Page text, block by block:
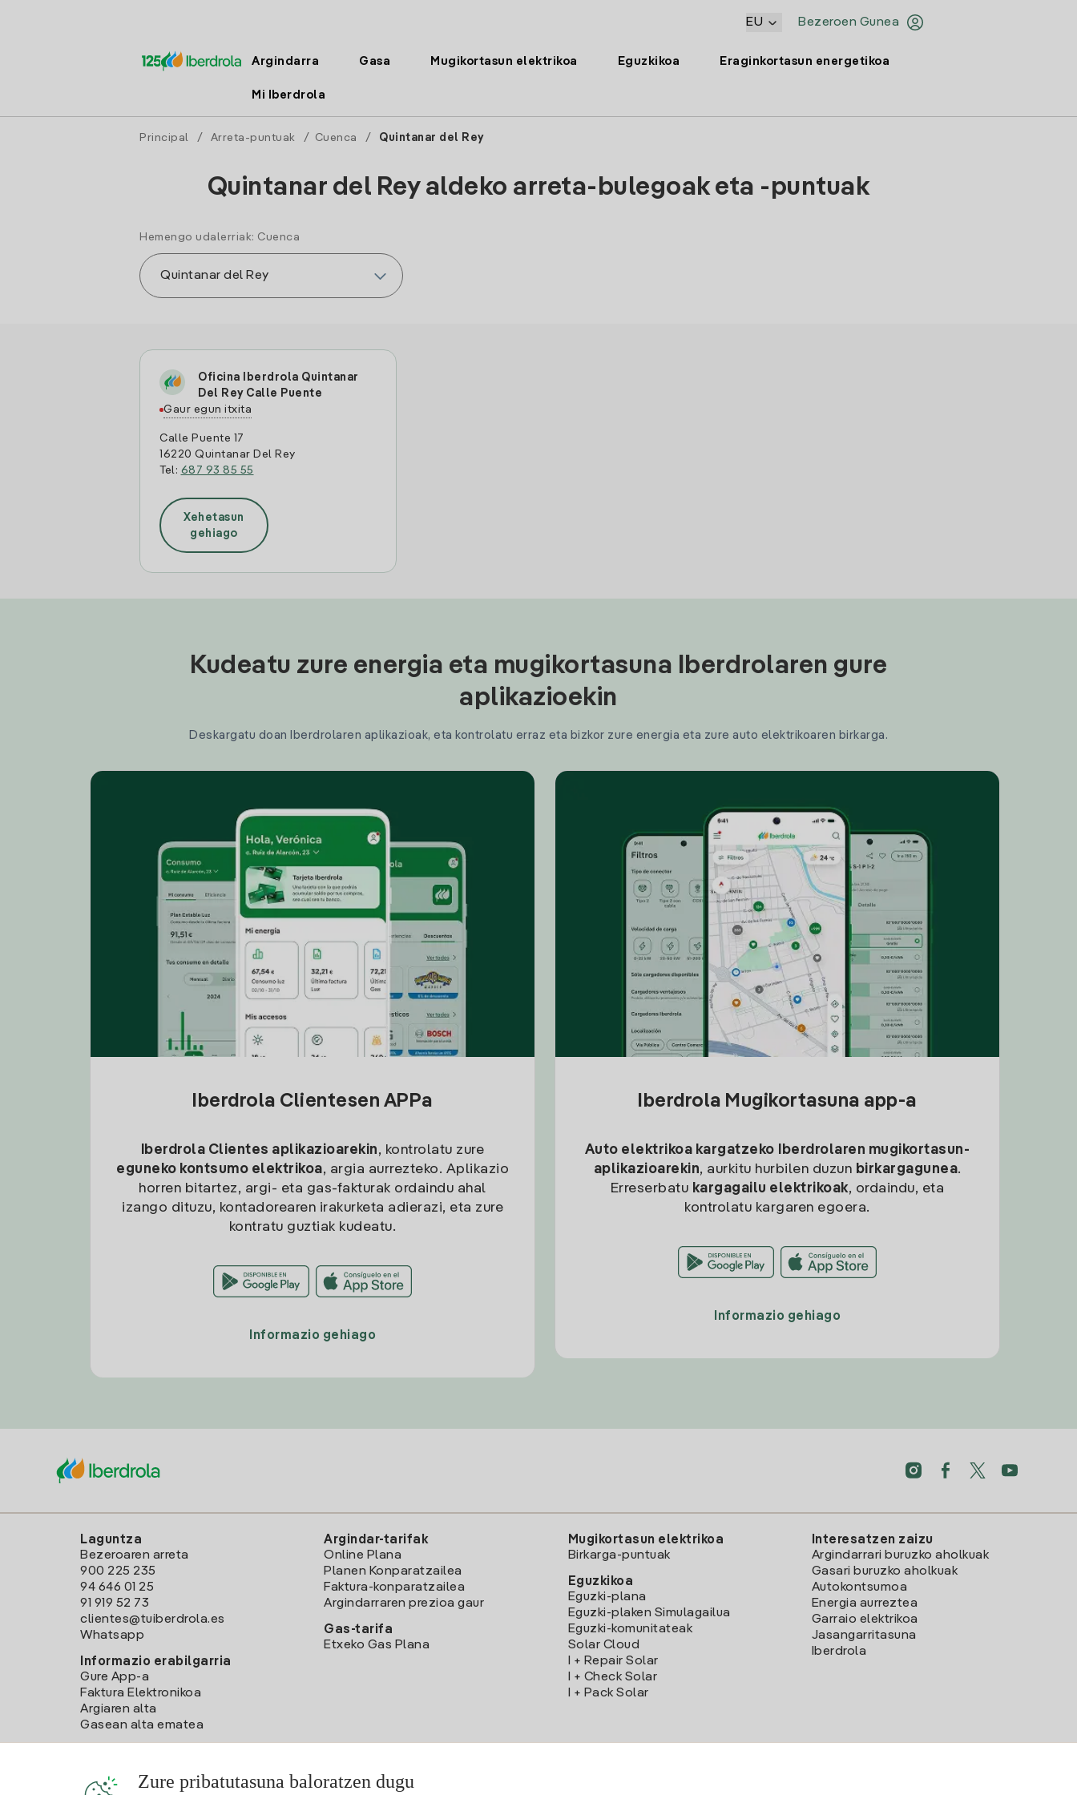
Bezeroen Gunea
EU
Argindarra Gasa Mugikortasun elektrikoa Eguzkikoa Eraginkortasun energetikoa
Mi Iberdrola
Principal / Arreta-puntuak / Cuenca / Quintanar del Rey
Quintanar del Rey aldeko arreta-bulegoak eta -puntuak
Hemengo udalerriak: Cuenca
Oficina Iberdrola Quintanar
Del Rey Calle Puente
Gaur egun itxita
Calle Puente 17
16220 Quintanar Del Rey
Tel: 687 93 85 55
Xehetasun
gehiago
Kudeatu zure energia eta mugikortasuna Iberdrolaren gure
aplikazioekin
Deskargatu doan Iberdrolaren aplikazioak, eta kontrolatu erraz eta bizkor zure energia eta zure auto elektrikoaren birkarga.
Iberdrola Clientesen APPa
Iberdrola Clientes aplikazioarekin, kontrolatu zure
eguneko kontsumo elektrikoa, argia aurrezteko. Aplikazio
horren bitartez, argi- eta gas-fakturak ordaindu ahal
izango dituzu, kontadorearen irakurketa adierazi, eta zure
kontratu guztiak kudeatu.
Informazio gehiago
Iberdrola Mugikortasuna app-a
Auto elektrikoa kargatzeko
Iberdrolaren mugikortasun-
aplikazioarekin, aurkitu hurbilen duzun birkargagunea.
Erreserbatu kargagailu elektrikoak, ordaindu, eta
kontrolatu kargaren egoera.
Informazio gehiago
Laguntza
Bezeroaren arreta
900 225 235
94 646 01 25
91 919 52 73
clientes@tuiberdrola.es
Whatsapp
Informazio erabilgarria
Gure App-a
Faktura Elektronikoa
Argiaren alta
Gasean alta ematea
Argindar-tarifak
Online Plana
Planen Konparatzailea
Faktura-konparatzailea
Argindarraren prezioa gaur
Gas-tarifa
Etxeko Gas Plana
Mugikortasun elektrikoa
Birkarga-puntuak
Eguzkikoa
Eguzki-plana
Eguzki-plaken Simulagailua
Eguzki-komunitateak
Solar Cloud
I + Repair Solar
I + Check Solar
I + Pack Solar
Interesatzen zaizu
Argindarrari buruzko aholkuak
Gasari buruzko aholkuak
Autokontsumoa
Energia aurreztea
Garraio elektrikoa
Jasangarritasuna
Iberdrola
Zure pribatutasuna baloratzen dugu